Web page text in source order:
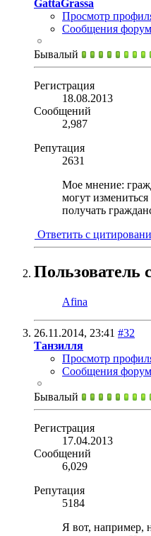
GattaGrassa
Просмотр
Сообщения
Бывалый
Регистрация
18.08.2013
Сообщений
2,987
Репутация
2631
Мое мнение:
могут
получать
Ответить с
Пользователь
Afina
26.11.2014, 23:41 #32
Танзилля
Просмотр
Сообщения
Бывалый
Регистрация
17.04.2013
Сообщений
6,029
Репутация
5184
Я вот, например,